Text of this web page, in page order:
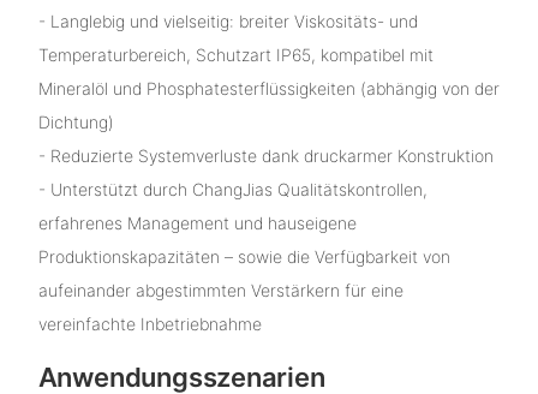
- Langlebig und vielseitig: breiter Viskositäts- und
Temperaturbereich, Schutzart IP65, kompatibel mit
Mineralöl und Phosphatesterflüssigkeiten (abhängig von der
Dichtung)
- Reduzierte Systemverluste dank druckarmer Konstruktion
- Unterstützt durch ChangJias Qualitätskontrollen,
erfahrenes Management und hauseigene
Produktionskapazitäten – sowie die Verfügbarkeit von
aufeinander abgestimmten Verstärkern für eine
vereinfachte Inbetriebnahme
Anwendungsszenarien